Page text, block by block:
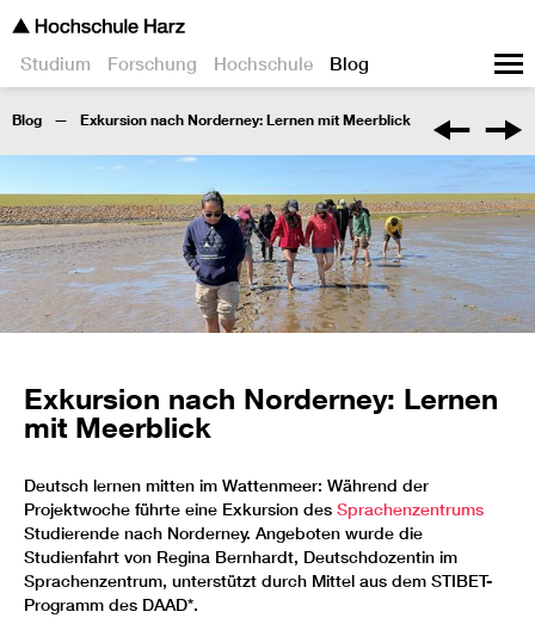
Studium Forschung Hochschule Blog
Blog Exkursion nach Norderney: Lernen mit Meerblick
Exkursion nach Norderney: Lernen
mit Meerblick
Deutsch lernen mitten im Wattenmeer: Während der
Projektwoche führte eine Exkursion des Sprachenzentrums
Studierende nach Norderney. Angeboten wurde die
Studienfahrt von Regina Bernhardt, Deutschdozentin im
Sprachenzentrum, unterstützt durch Mittel aus dem STIBET-
Programm des DAAD*.